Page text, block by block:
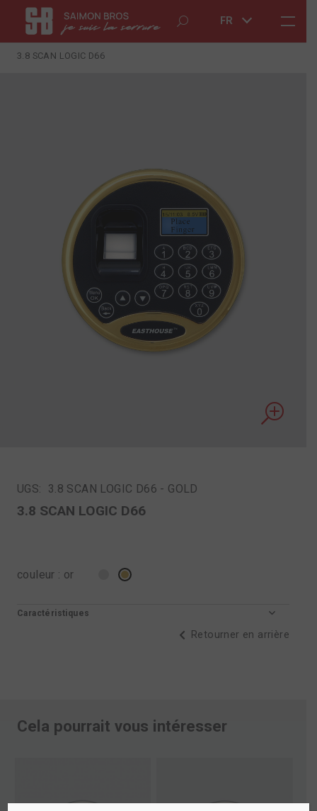
FR
3.8 SCAN LOGIC D66
UGS: 3.8 SCAN LOGIC D66 - GOLD
3.8 SCAN LOGIC D66
couleur : or
Caractéristiques
Retourner en arrière
Cela pourrait vous intéresser